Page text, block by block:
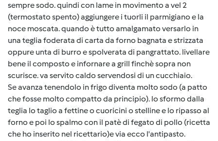
sempre sodo. quindi con lame in movimento a vel 2
(termostato spento) aggiungere i tuorli il parmigiano e la
noce moscata. quando è tutto amalgamato versarlo in
una teglia foderata di carta da forno bagnata e strizzata
oppure unta di burro e spolverata di pangrattato. livellare
bene il composto e infornare a grill finchè sopra non
scurisce. va servito caldo servendosi di un cucchiaio.
Se avanza tenendolo in frigo diventa molto sodo (a patto
che fosse molto compatto da principio). lo sformo dalla
teglia lo taglio a fettine o cuoricini o stelline e lo ripasso al
forno e poi lo spalmo con il patè di fegato di pollo (ricetta
che ho inserito nel ricettario)e via ecco l'antipasto.